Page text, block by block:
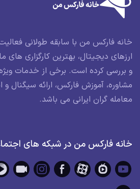
خانه فارکس من با سابقه طولانی
ارزهای دیجیتال، بهترین کارگزاری های
و بررسی کرده است. برخی از خدمات
مشاوره، آموزش فارکس، ارائه سیگنال و
معامله گران ایرانی می باشد.
خانه فارکس من در شبکه های